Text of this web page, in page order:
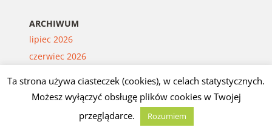
ARCHIWUM
lipiec 2026
czerwiec 2026
kwiecień 2026
Ta strona używa ciasteczek (cookies), w celach statystycznych.
Możesz wyłączyć obsługę plików cookies w Twojej
przeglądarce.
Rozumiem